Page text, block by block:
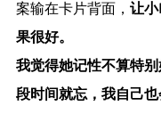
案输在卡片背面， 让
果很好。
我觉得她记性不算特
段时间就忘，我自己